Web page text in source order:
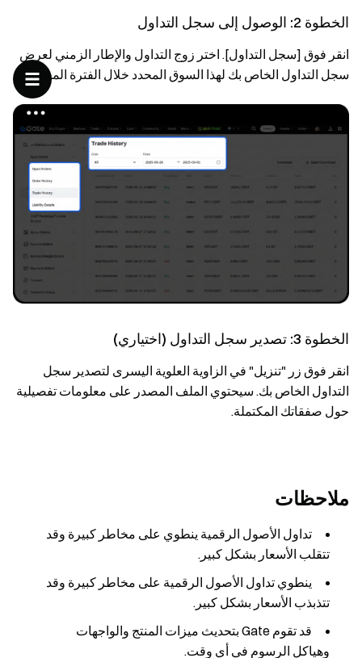
الخطوة 2: الوصول إلى سجل التداول
انقر فوق [سجل التداول]. اختر زوج التداول والإطار الزمني لعرض
سجل التداول الخاص بك لهذا السوق المحدد خلال الفترة المختارة.
الخطوة 3: تصدير سجل التداول (اختياري)
انقر فوق زر "تنزيل" في الزاوية العلوية اليسرى لتصدير سجل
التداول الخاص بك. سيحتوي الملف المصدر على معلومات تفصيلية
حول صفقاتك المكتملة.
ملاحظات
تداول الأصول الرقمية ينطوي على مخاطر كبيرة وقد
تتقلب الأسعار بشكل كبير.
ينطوي تداول الأصول الرقمية على مخاطر كبيرة وقد
تتذبذب الأسعار بشكل كبير.
قد تقوم Gate بتحديث ميزات المنتج والواجهات
وهياكل الرسوم في أي وقت.